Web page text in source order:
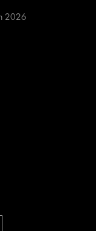
2026